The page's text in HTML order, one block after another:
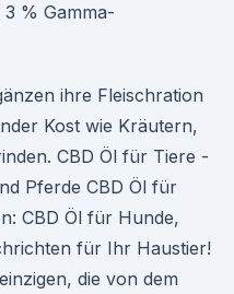
% Gamma-
ihre Fleischration
Kost wie Kräutern,
CBD Öl für Tiere -
Pferde CBD Öl für
CBD Öl für Hunde,
für Ihr Haustier!
die von dem